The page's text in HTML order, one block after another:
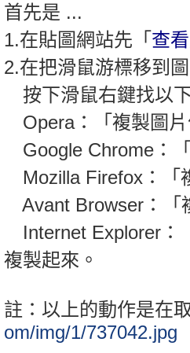
首先是 ...
1.在貼圖網站先「 查
2.在把滑鼠游標移到
按下滑鼠右鍵找以
Opera：「複製圖
Google Chrome：
Mozilla Firefox：「
Avant Browser：「
Internet Explorer：
複製起來。
註：以上的動作是在
om/img/1/737042.jpg